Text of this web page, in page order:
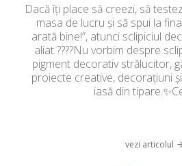
Dacă îți place să creezi, să
masa de lucru și să spui la
arată bine!”, atunci sclipiciul
aliat ????Nu vorbim despre
pigment decorativ strălucitor,
proiecte creative, decorațiuni
iasă din
vezi articolul